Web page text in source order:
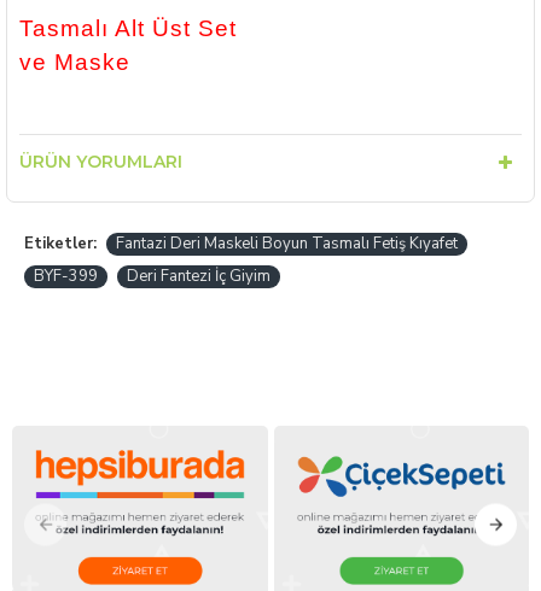
Tasmalı Alt Üst Set
ve Maske
ÜRÜN YORUMLARI
Etiketler:
Fantazi Deri Maskeli Boyun Tasmalı Fetiş Kıyafet
BYF-399
Deri Fantezi İç Giyim